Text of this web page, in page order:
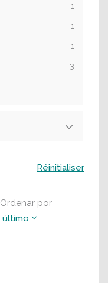
Ordenar por
último
1
1
1
3
Réinitialiser